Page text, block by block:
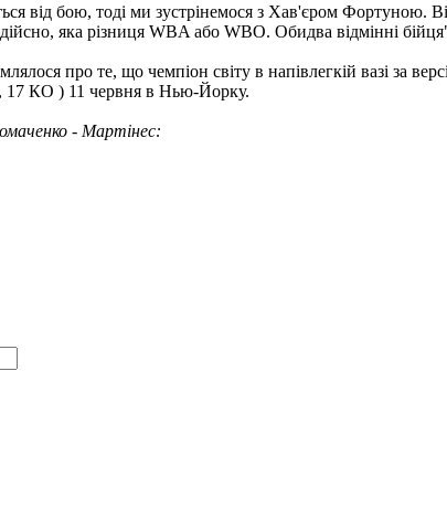
від бою, тоді ми зустрінемося з Хав'єром Фортуною.
дійсно, яка різниця WBA або WBO. Обидва відмінні
про те, що чемпіон світу в напівлегкій вазі за
17 КО ) 11 червня в Нью-Йорку.
- Мартінес: